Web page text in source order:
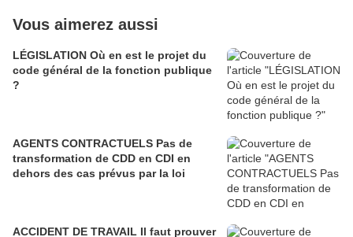
Vous aimerez aussi
LÉGISLATION Où en est le projet du
code général de la fonction publique
?
AGENTS CONTRACTUELS Pas de
transformation de CDD en CDI en
dehors des cas prévus par la loi
ACCIDENT DE TRAVAIL Il faut prouver